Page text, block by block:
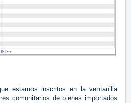
estamos inscritos en la ventanilla
comunitarios de bienes importados